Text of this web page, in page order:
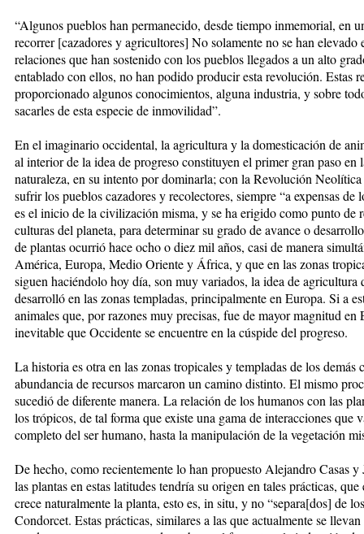
“Algunos pueblos han permanecido, desde tiempo inmemorial, en
recorrer [cazadores y agricultores] No solamente no se han elevado
relaciones que han sostenido con los pueblos llegados a un alto
entablado con ellos, no han podido producir esta revolución. Estas
proporcionado algunos conocimientos, alguna industria, y sobre
sacarles de esta especie de inmovilidad”.
En el imaginario occidental, la agricultura y la domesticación de
al interior de la idea de progreso constituyen el primer gran paso
naturaleza, en su intento por dominarla; con la Revolución Neolítica
sufrir los pueblos cazadores y recolectores, siempre “a expensas de
es el inicio de la civilización misma, y se ha erigido como punto de
culturas del planeta, para determinar su grado de avance o
de plantas ocurrió hace ocho o diez mil años, casi de manera
América, Europa, Medio Oriente y África, y que en las zonas
siguen haciéndolo hoy día, son muy variados, la idea de agricultura
desarrolló en las zonas templadas, principalmente en Europa. Si a
animales que, por razones muy precisas, fue de mayor magnitud
inevitable que Occidente se encuentre en la cúspide del progreso.
La historia es otra en las zonas tropicales y templadas de los
abundancia de recursos marcaron un camino distinto. El mismo
sucedió de diferente manera. La relación de los humanos con las
los trópicos, de tal forma que existe una gama de interacciones que
completo del ser humano, hasta la manipulación de la vegetación
De hecho, como recientemente lo han propuesto Alejandro Casas
las plantas en estas latitudes tendría su origen en tales prácticas,
crece naturalmente la planta, esto es, in situ, y no “separa[dos] de
Condorcet. Estas prácticas, similares a las que actualmente se